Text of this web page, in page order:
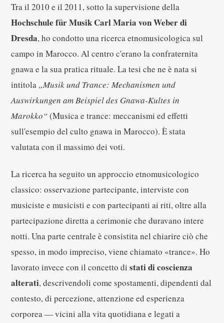
Tra il 2010 e il 2011, sotto la supervisione della
Hochschule für Musik Carl Maria von Weber di
Dresda, ho condotto una ricerca etnomusicologica sul
campo in Marocco. Al centro c'erano la confraternita
gnawa e la sua pratica rituale. La tesi che ne è nata si
intitola „Musik und Trance: Mechanismen und
Auswirkungen am Beispiel des Gnawa-Kultes in
Marokko“(Musica e trance: meccanismi ed effetti
sull'esempio del culto gnawa in Marocco). È stata
valutata con il massimo dei voti.
La ricerca ha seguito un approccio etnomusicologico
classico: osservazione partecipante, interviste con
musiciste e musicisti e con partecipanti ai riti, oltre alla
partecipazione diretta a cerimonie che duravano intere
notti. Una parte centrale è consistita nel chiarire ciò che
spesso, in modo impreciso, viene chiamato «trance». Ho
lavorato invece con il concetto di stati di coscienza
alterati, descrivendoli come spostamenti, dipendenti dal
contesto, di percezione, attenzione ed esperienza
corporea — vicini alla vita quotidiana e legati a